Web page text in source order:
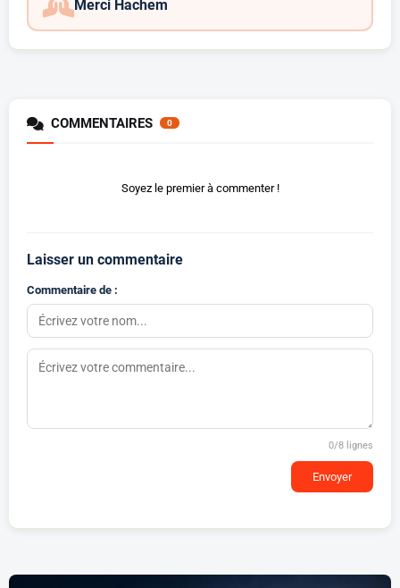
Merci Hachem
COMMENTAIRES 0
Soyez le premier à commenter !
Laisser un commentaire
Commentaire de :
0/8 lignes
Envoyer